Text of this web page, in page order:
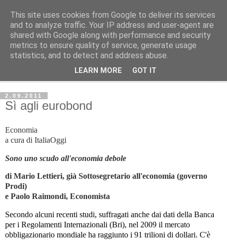
Avvenire dei Lavoratori
ECONOMIA
2.09.2011
Sì agli eurobond
Economia
a cura di ItaliaOggi
Sono uno scudo all'economia debole
di Mario Lettieri, già Sottosegretario all'economia (governo
Prodi)
e Paolo Raimondi, Economista
Secondo alcuni recenti studi, suffragati anche dai dati della Banca
per i Regolamenti Internazionali (Bri), nel 2009 il mercato
obbligazionario mondiale ha raggiunto i 91 trilioni di dollari. C'è
This site uses cookies from Google to deliver its services
and to analyze traffic. Your IP address and user-agent are
shared with Google along with performance and security
metrics to ensure quality of service, generate usage
statistics, and to detect and address abuse.
LEARN MORE GOT IT